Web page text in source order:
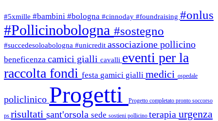
#5xmille #bambini #bologna #cinnoday #foundraising #onlus
#Pollicinobologna #sostegno
#succedesoloabologna #unicredit associazione pollicino
beneficenza camici gialli cavalli eventi per la
raccolta fondi festa gamici gialli medici ospedale
policlinico Progetti Progetto completato pronto soccorso
ps risultati sant'orsola sede sostieni pollicino terapia urgenza